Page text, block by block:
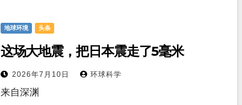
地球环境 头条
这场大地震，把日本震走了5毫米
2026年7月10日 环球科学
来自深渊